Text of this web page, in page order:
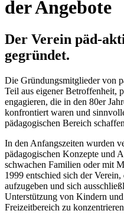
der Angebote
Der Verein päd-
gegründet.
Die Gründungsmitglieder von
Teil aus eigener Betroffenheit,
engagieren, die in den 80er
konfrontiert waren und
pädagogischen Bereich
In den Anfangszeiten wurden
pädagogischen Konzepte und
schwachen Familien oder mit
1999 entschied sich der
aufzugeben und sich
Unterstützung von Kindern
Freizeitbereich zu